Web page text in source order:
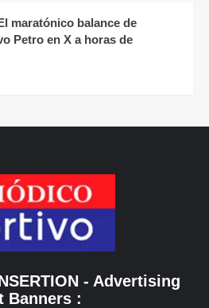
maratónico balance de
Petro en X a horas de
- Advertising
Banners :